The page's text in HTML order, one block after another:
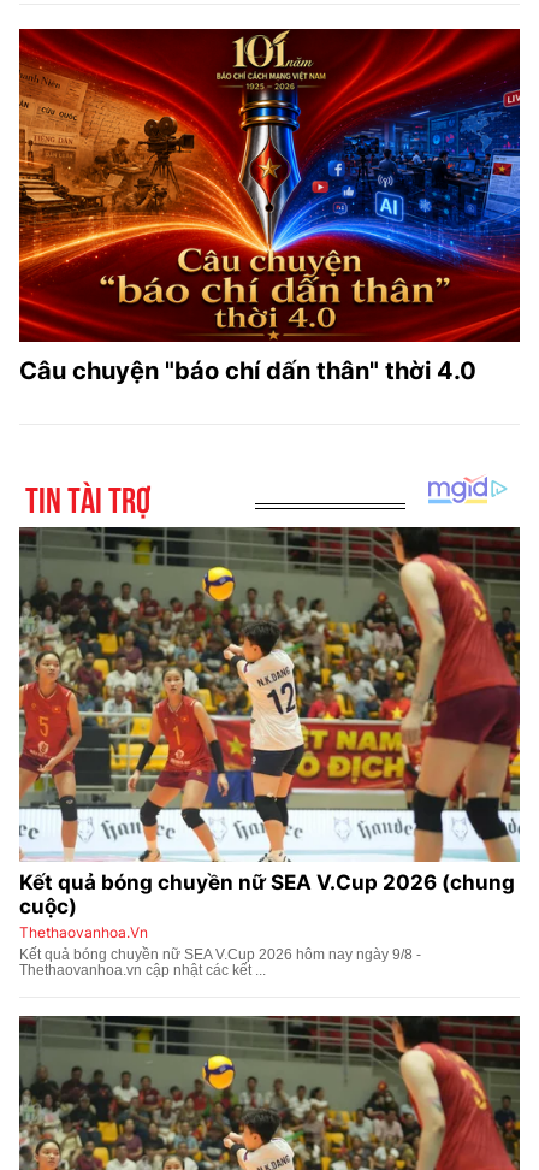
Câu chuyện "báo chí dấn thân" thời 4.0